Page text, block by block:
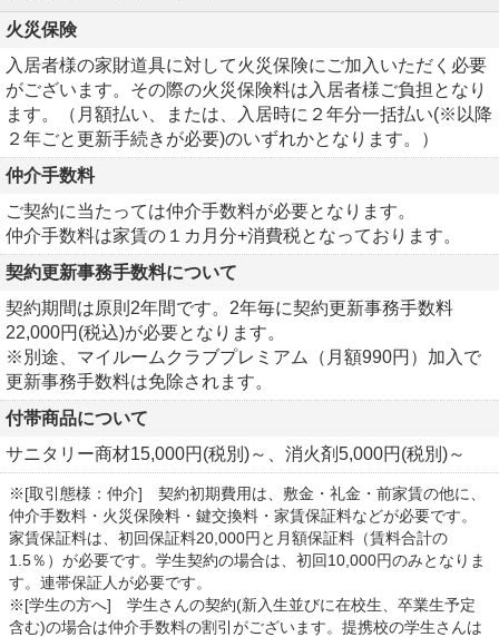
火災保険
入居者様の家財道具に対して火災保険にご加入いただく必要
がございます。その際の火災保険料は入居者様ご負担となり
ます。（月額払い、または、入居時に２年分一括払い(※以降
２年ごと更新手続きが必要)のいずれかとなります。）
仲介手数料
ご契約に当たっては仲介手数料が必要となります。
仲介手数料は家賃の１カ月分+消費税となっております。
契約更新事務手数料について
契約期間は原則2年間です。2年毎に契約更新事務手数料
22,000円(税込)が必要となります。
※別途、マイルームクラブプレミアム（月額990円）加入で
更新事務手数料は免除されます。
付帯商品について
サニタリー商材15,000円(税別)～、消火剤5,000円(税別)～
※[取引態様：仲介] 契約初期費用は、敷金・礼金・前家賃の他に、
仲介手数料・火災保険料・鍵交換料・家賃保証料などが必要です。
家賃保証料は、初回保証料20,000円と月額保証料（賃料合計の
1.5％）が必要です。学生契約の場合は、初回10,000円のみとなりま
す。連帯保証人が必要です。
※[学生の方へ] 学生さんの契約(新入生並びに在校生、卒業生予定
含む)の場合は仲介手数料の割引がございます。提携校の学生さんは